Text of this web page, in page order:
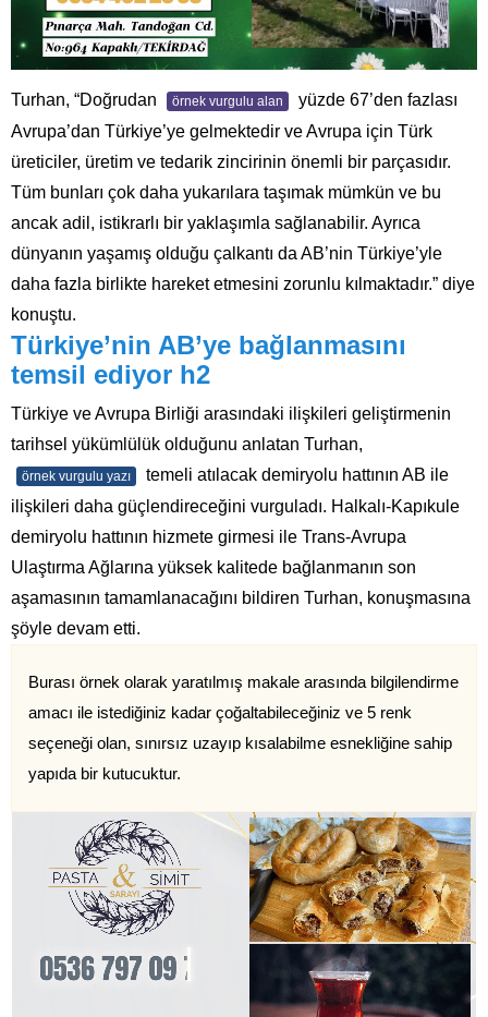
Turhan, “Doğrudan örnek vurgulu alan
yüzde 67’den fazlası
Avrupa’dan Türkiye’ye gelmektedir ve Avrupa için Türk
üreticiler, üretim ve tedarik zincirinin önemli bir parçasıdır.
Tüm bunları çok daha yukarılara taşımak mümkün ve bu
ancak adil, istikrarlı bir yaklaşımla sağlanabilir. Ayrıca
dünyanın yaşamış olduğu çalkantı da AB’nin Türkiye’yle
daha fazla birlikte hareket etmesini zorunlu kılmaktadır.” diye
konuştu.
Türkiye’nin AB’ye bağlanmasını
temsil ediyor h2
Türkiye ve Avrupa Birliği arasındaki ilişkileri geliştirmenin
tarihsel yükümlülük olduğunu anlatan Turhan,
örnek vurgulu yazı
temeli atılacak demiryolu hattının AB ile
ilişkileri daha güçlendireceğini vurguladı. Halkalı-Kapıkule
demiryolu hattının hizmete girmesi ile Trans-Avrupa
Ulaştırma Ağlarına yüksek kalitede bağlanmanın son
aşamasının tamamlanacağını bildiren Turhan, konuşmasına
şöyle devam etti.
Burası örnek olarak yaratılmış makale arasında bilgilendirme
amacı ile istediğiniz kadar çoğaltabileceğiniz ve 5 renk
seçeneği olan, sınırsız uzayıp kısalabilme esnekliğine sahip
yapıda bir kutucuktur.